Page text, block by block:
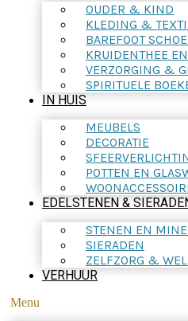
OUDER & KIND
KLEDING &
BAREFOOT
KRUIDENTHEE
VERZORGING &
SPIRITUELE
IN HUIS
MEUBELS
DECORATIE
POTTEN EN
EDELSTENEN &
STENEN EN
SIERADEN
ZELFZORG &
VERHUUR
Menu